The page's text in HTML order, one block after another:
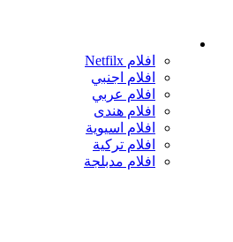
افلام Netfilx
افلام اجنبي
افلام عربي
افلام هندى
افلام اسيوية
افلام تركية
افلام مدبلجة